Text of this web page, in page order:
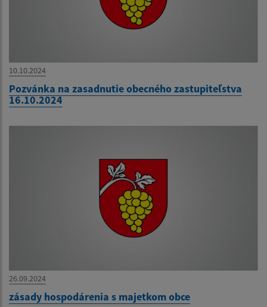
10.10.2024
Pozvánka na zasadnutie obecného zastupiteľstva
16.10.2024
26.09.2024
zásady hospodárenia s majetkom obce